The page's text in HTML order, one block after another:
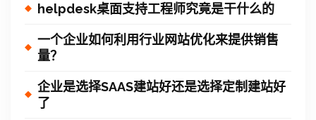
helpdesk桌面支持工程师究竟是干什么的
一个企业如何利用行业网站优化来提供销售
量？
企业是选择SAAS建站好还是选择定制建站好
了